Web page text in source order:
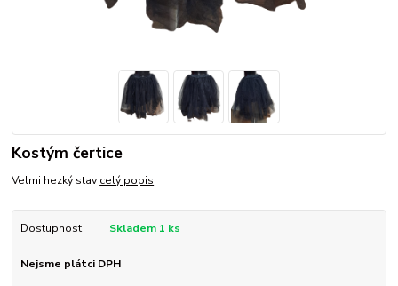
Kostým čertice
Velmi hezký stav celý popis
Dostupnost Skladem 1 ks
Nejsme plátci DPH